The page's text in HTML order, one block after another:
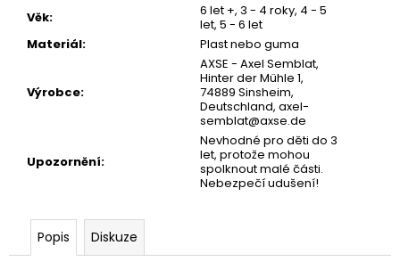
Věk:
6 let +, 3 - 4 roky, 4 - 5
let, 5 - 6 let
Materiál: Plast nebo guma
Výrobce:
AXSE - Axel Semblat,
Hinter der Mühle 1,
74889 Sinsheim,
Deutschland, axel-
semblat@axse.de
Upozornění:
Nevhodné pro děti do 3
let, protože mohou
spolknout malé části.
Nebezpečí udušení!
Popis Diskuze
SENTOSPHERE
VYROB
SI
KOUPELOVÉ
Kč